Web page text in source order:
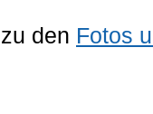
zu den Fotos